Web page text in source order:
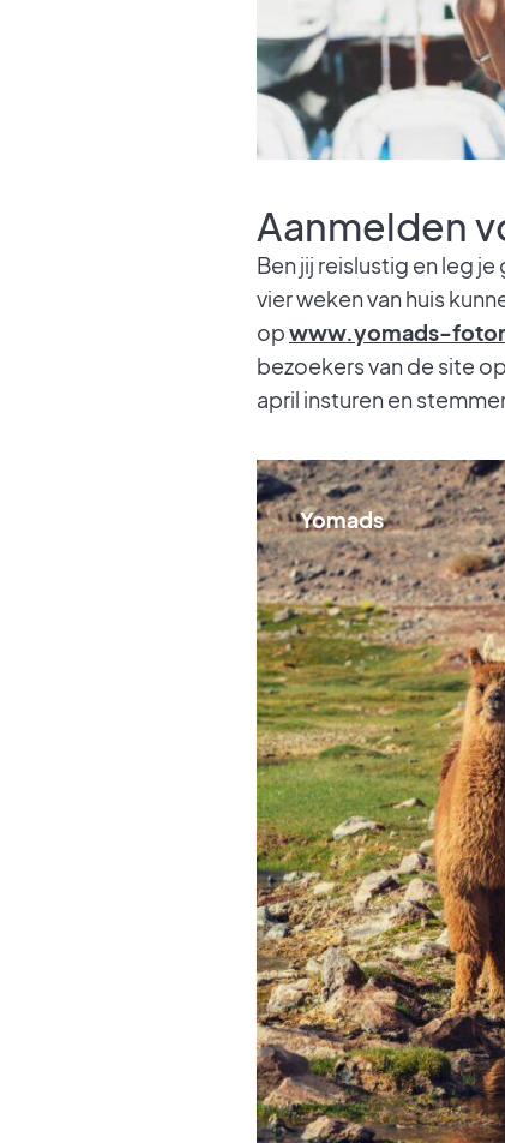
Aanmelden
Ben jij reislustig en leg
vier weken van huis
opwww.yomads-
bezoekers van de site
april insturen en
Yomads